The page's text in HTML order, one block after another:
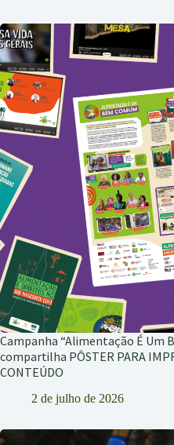
Campanha “Alimentação É Um
compartilha PÔSTER PARA
CONTEÚDO
2 de julho de 2026